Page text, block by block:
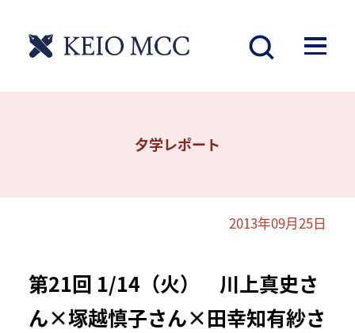
夕学レポート
2013年09月25日
第21回 1/14（火） 川上真史さ
ん×塚越慎子さん×田幸知有紗さ